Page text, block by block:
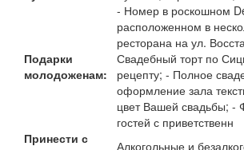
Подарки
молодоженам:
- Номер в роскошном
расположенном в
ресторана на ул.
Свадебный торт по
рецепту; - Полное
оформление зала
цвет Вашей свадьбы; -
гостей с приветственн
Принести с
Алкогольные и